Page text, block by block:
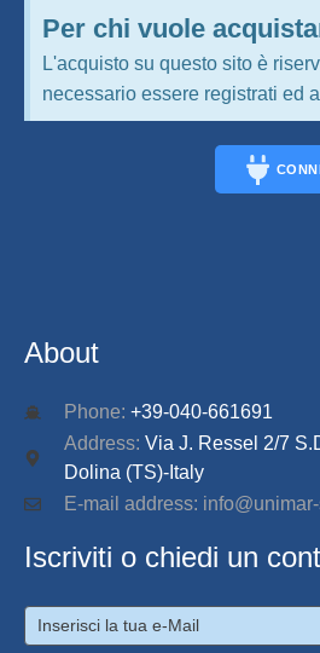
Per chi vuole
L'acquisto su questo sito è
necessario essere registrati ed
About
Phone: +39-040-661691
Address: Via J. Ressel 2/7
Dolina (TS)-Italy
E-mail address:
Iscriviti o chiedi un